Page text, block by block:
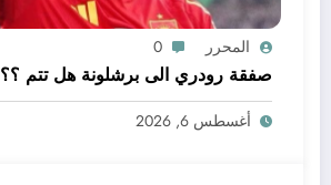
المحرر 0
صفقة رودري الى برشلونة هل تتم ؟؟
أغسطس 6, 2026